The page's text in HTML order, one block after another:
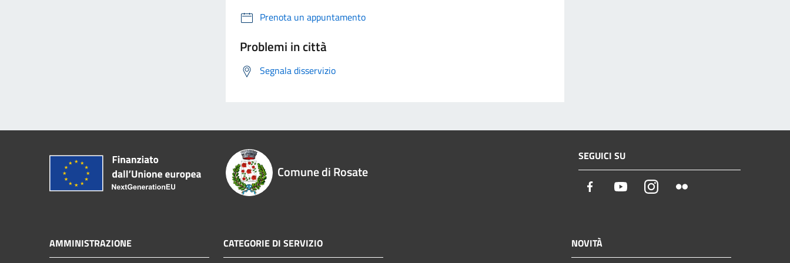
Prenota un appuntamento
Problemi in città
Segnala disservizio
Comune di Rosate
SEGUICI SU
Facebook YoutubeInstagram
AMMINISTRAZIONE CATEGORIE DI SERVIZIO NOVITÀ